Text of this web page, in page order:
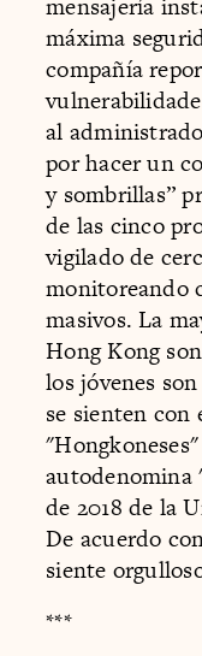
mensajería
máxima
compañía
al
por hacer un
y sombrillas”
de las cinco
vigilado de
monitoreando
masivos. La
Hong Kong
los jóvenes
se sienten con
"Hongkoneses"
autodenomina
de 2018 de la
De acuerdo
siente
***